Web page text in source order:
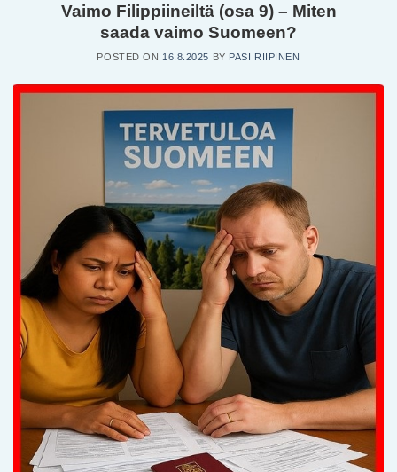
Vaimo Filippiineiltä (osa 9) – Miten
saada vaimo Suomeen?
POSTED ON16.8.2025 BY PASI RIIPINEN